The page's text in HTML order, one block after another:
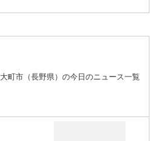
大町市（長野県）の今日のニュース一覧